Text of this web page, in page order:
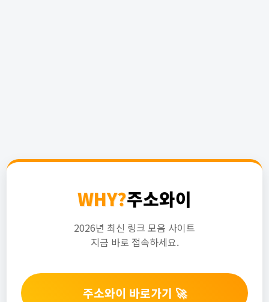
WHY?주소와이
2026년 최신 링크 모음 사이트
지금 바로 접속하세요.
주소와이 바로가기 🚀